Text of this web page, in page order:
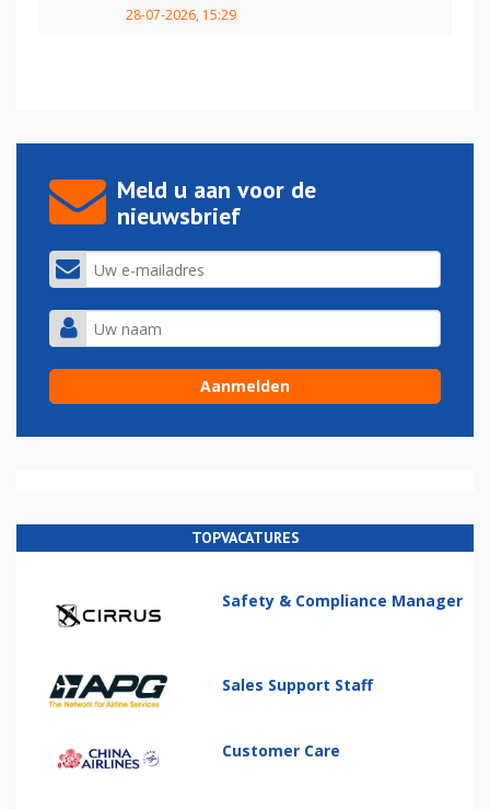
28-07-2026, 15:29
Meld u aan voor de
nieuwsbrief
TOPVACATURES
Safety & Compliance Manager
Sales Support Staff
Customer Care